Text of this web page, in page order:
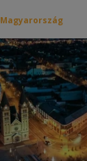
Magyarország